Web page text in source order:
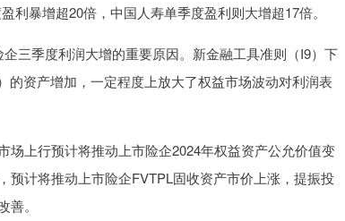
暴增超20倍，中国人寿单季度盈利则大增超17倍。
季度利润大增的重要原因。新金融工具准则（I9）下
资产增加，一定程度上放大了权益市场波动对利润表
上行预计将推动上市险企2024年权益资产公允价值变
预计将推动上市险企FVTPL固收资产市价上涨，提振投
。